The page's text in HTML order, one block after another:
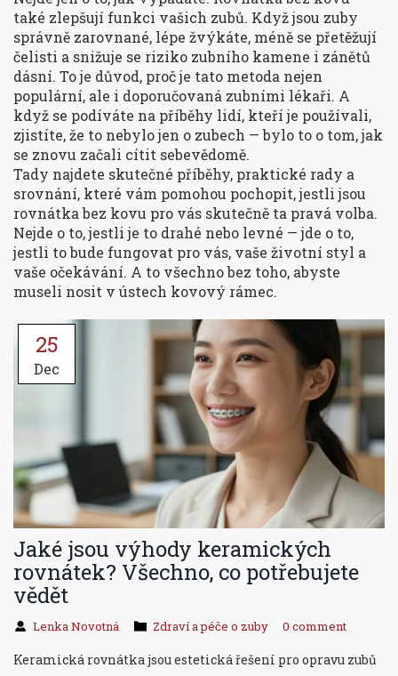
také zlepšují funkci vašich zubů. Když jsou zuby
správně zarovnané, lépe žvýkáte, méně se přetěžují
čelisti a snižuje se riziko zubního kamene i zánětů
dásní. To je důvod, proč je tato metoda nejen
populární, ale i doporučovaná zubními lékaři. A
když se podíváte na příběhy lidí, kteří je používali,
zjistíte, že to nebylo jen o zubech — bylo to o tom, jak
se znovu začali cítit sebevědomě.
Tady najdete skutečné příběhy, praktické rady a
srovnání, které vám pomohou pochopit, jestli jsou
rovnátka bez kovu pro vás skutečně ta pravá volba.
Nejde o to, jestli je to drahé nebo levné — jde o to,
jestli to bude fungovat pro vás, vaše životní styl a
vaše očekávání. A to všechno bez toho, abyste
museli nosit v ústech kovový rámec.
25
Dec
Jaké jsou výhody keramických
rovnátek? Všechno, co potřebujete
vědět
Lenka Novotná Zdraví a péče o zuby 0 comment
Keramická rovnátka jsou estetická řešení pro opravu zubů